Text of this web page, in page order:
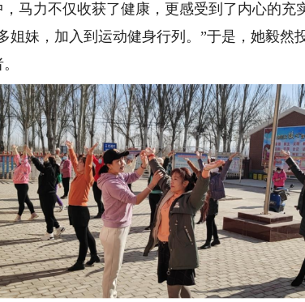
力不仅收获了健康，更感受到了内心的充
姐妹，加入到运动健身行列。”于是，她毅然